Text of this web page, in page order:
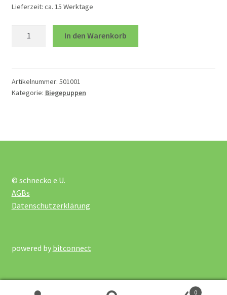
Brio Sets
Brio Züge und Zubehör
Gebäude Holz
Tiersets
Verkehrszeichen und Straßen
Lieferzeit: ca. 15 Werktage
In den Warenkorb
Artikelnummer: 501001
Kategorie: Biegepuppen
© schnecko e.U.
AGBs
Datenschutzerklärung
powered by bitconnect
0